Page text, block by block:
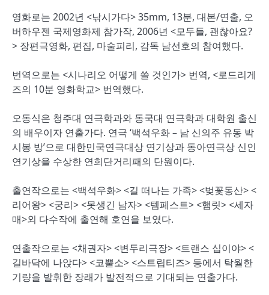
영화로는 2002년 <낚시가다> 35mm, 13분, 대본/연출, 오
버하우젠 국제영화제 참가작, 2006년 <모두들, 괜찮아요?
> 장편극영화, 편집, 마술피리, 감독 남선호의 참여했다.
번역으로는 <시나리오 어떻게 쓸 것인가> 번역, <로드리게
즈의 10분 영화학교> 번역했다.
오동식은 청주대 연극학과와 동국대 연극학과 대학원 출신
의 배우이자 연출가다. 연극 ‘백석우화 – 남 신의주 유동 박
시봉 방’으로 대한민국연극대상 연기상과 동아연극상 신인
연기상을 수상한 연희단거리패의 단원이다.
출연작으로는 <백석우화> <길 떠나는 가족> <벚꽃동산> <
리어왕> <궁리> <못생긴 남자> <템페스트> <햄릿> <세자
매>외 다수작에 출연해 호연을 보였다.
연출작으로는 <채권자> <변두리극장> <트랜스 십이야> <
길바닥에 나앉다> <코뿔소> <스트립티즈> 등에서 탁월한
기량을 발휘한 장래가 발전적으로 기대되는 연출가다.